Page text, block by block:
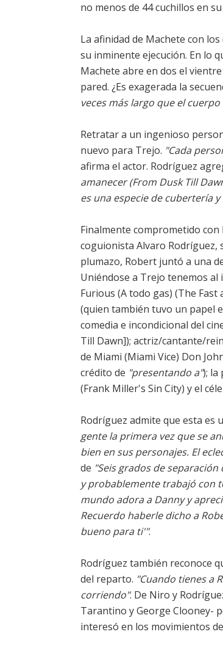
no menos de 44 cuchillos en
La afinidad de Machete con
su inminente ejecución. En lo
Machete abre en dos el
pared. ¿Es exagerada la
veces más largo que el
Retratar a un ingenioso
nuevo para Trejo. "Cada
afirma el actor. Rodríguez
amanecer (From Dusk Till
es una especie de cubertería
Finalmente comprometido
coguionista Alvaro Rodríguez,
plumazo, Robert juntó a una
Uniéndose a Trejo tenemos al
Furious (A todo gas) (The Fast
(quien también tuvo un papel
comedia e incondicional del
Till Dawn]); actriz/cantante/
de Miami (Miami Vice) Don
crédito de "presentando a"); la
(Frank Miller's Sin City) y el
Rodríguez admite que esta es
gente la primera vez que se
bien en sus personajes. El
de "Seis grados de separación
y probablemente trabajó con
mundo adora a Danny y
Recuerdo haberle dicho a
bueno para ti'".
Rodríguez también reconoce
del reparto. "Cuando tienes a
corriendo". De Niro y
Tarantino y George Clooney-
interesó en los movimientos